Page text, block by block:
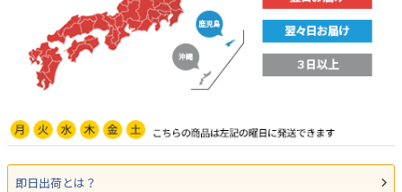
即日出荷とは？